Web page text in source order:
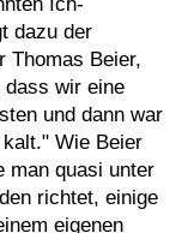
dazu der
Thomas Beier,
wir eine
und dann war
Wie Beier
man quasi unter
richtet, einige
eigenen